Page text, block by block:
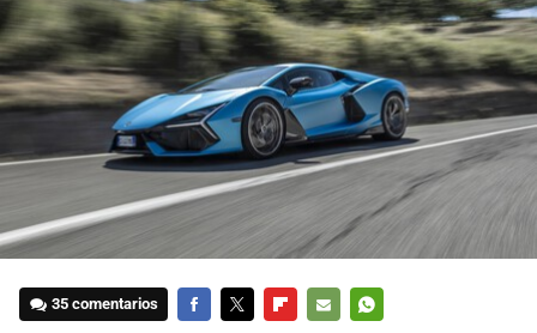
35 comentarios